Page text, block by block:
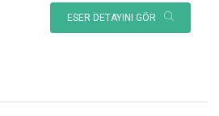
ESER DETAYINI GÖR